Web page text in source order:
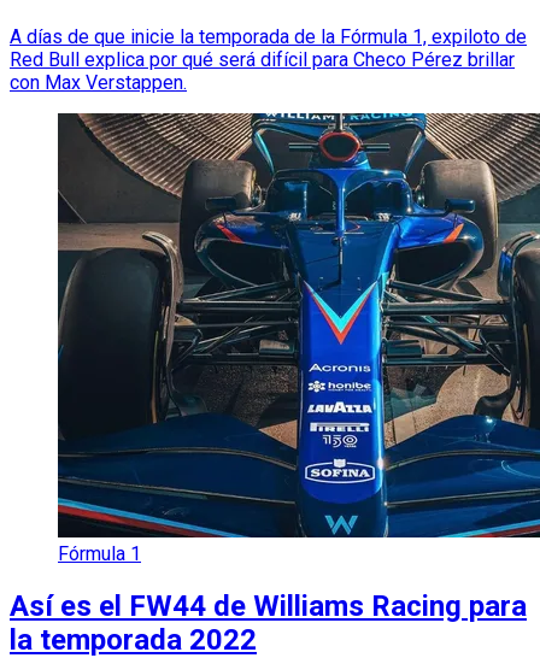
A días de que inicie la temporada de la Fórmula 1, expiloto de
Red Bull explica por qué será difícil para Checo Pérez brillar
con Max Verstappen.
Fórmula 1
Así es el FW44 de Williams Racing para
la temporada 2022